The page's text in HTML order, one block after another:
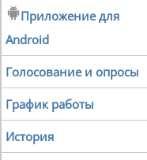
Приложение для
Android
Голосование и опросы
График работы
История